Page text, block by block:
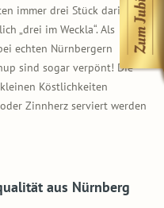
immer drei Stück darin
„drei im Weckla“. Als
echten Nürnbergern
sind sogar verpönt! Die
Köstlichkeiten
Zinnherz serviert werden
aus Nürnberg